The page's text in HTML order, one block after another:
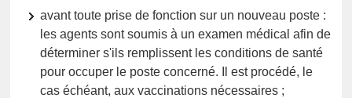
avant toute prise de fonction sur un nouveau poste :
les agents sont soumis à un examen médical afin de
déterminer s'ils remplissent les conditions de santé
pour occuper le poste concerné. Il est procédé, le
cas échéant, aux vaccinations nécessaires ;